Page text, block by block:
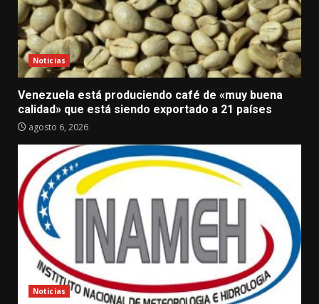
Noticias
Venezuela está produciendo café de «muy buena
calidad» que está siendo exportado a 21 países
agosto 6, 2026
Noticias